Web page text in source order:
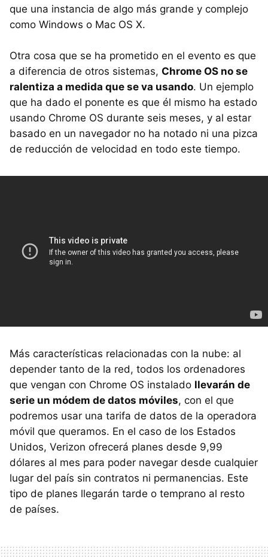
que una instancia de algo más grande y complejo
como Windows o Mac OS X.
Otra cosa que se ha prometido en el evento es que
a diferencia de otros sistemas, Chrome OS no se
ralentiza a medida que se va usando. Un ejemplo
que ha dado el ponente es que él mismo ha estado
usando Chrome OS durante seis meses, y al estar
basado en un navegador no ha notado ni una pizca
de reducción de velocidad en todo este tiempo.
Más características relacionadas con la nube: al
depender tanto de la red, todos los ordenadores
que vengan con Chrome OS instalado llevarán de
serie un módem de datos móviles, con el que
podremos usar una tarifa de datos de la operadora
móvil que queramos. En el caso de los Estados
Unidos, Verizon ofrecerá planes desde 9,99
dólares al mes para poder navegar desde cualquier
lugar del país sin contratos ni permanencias. Este
tipo de planes llegarán tarde o temprano al resto
de países.